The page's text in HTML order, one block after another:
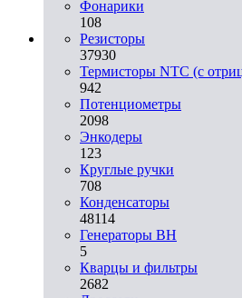
Фонарики
108
Резисторы
37930
Термисторы NTC (с
942
Потенциометры
2098
Энкодеры
123
Круглые ручки
708
Конденсаторы
48114
Генераторы ВН
5
Кварцы и фильтры
2682